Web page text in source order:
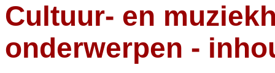
Cultuur- en
onderwerpen -